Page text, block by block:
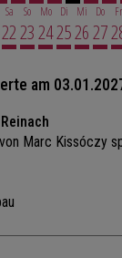
Sa
22
So
23
Mo
24
Di
25
Mi
26
Do
27
Fr
am
Marc Kissóczy